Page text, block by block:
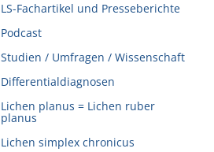
LS-Fachartikel und Presseberichte
Podcast
Studien / Umfragen / Wissenschaft
Differentialdiagnosen
Lichen planus = Lichen ruber
planus
Lichen simplex chronicus